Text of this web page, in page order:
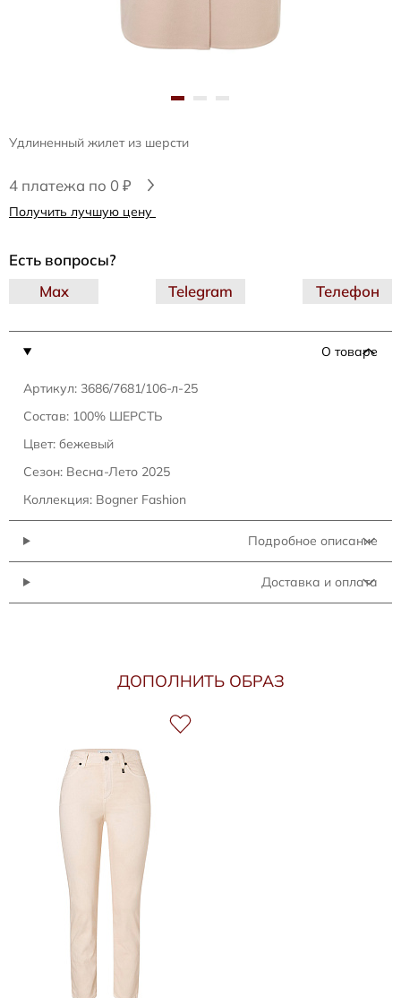
Удлиненный жилет из шерсти
4 платежа по 0 ₽
Получить лучшую цену
О товаре
Артикул: 3686/7681/106-л-25
Состав: 100% ШЕРСТЬ
Цвет: бежевый
Сезон: Весна-Лето 2025
Коллекция: Bogner Fashion
Подробное описание
Доставка и оплата
Есть вопросы?
Telegram
Max Телефон
ДОПОЛНИТЬ ОБРАЗ